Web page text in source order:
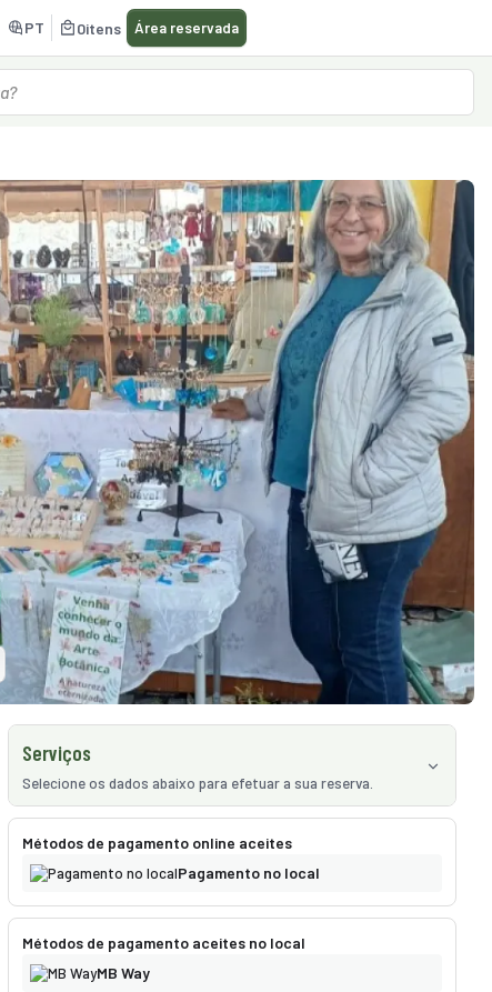
PT 0itens Área reservada
Serviços
Selecione os dados abaixo para efetuar a sua reserva.
Serviços
Métodos de pagamento online aceites
Pagamento no local
Métodos de pagamento aceites no local
MB Way